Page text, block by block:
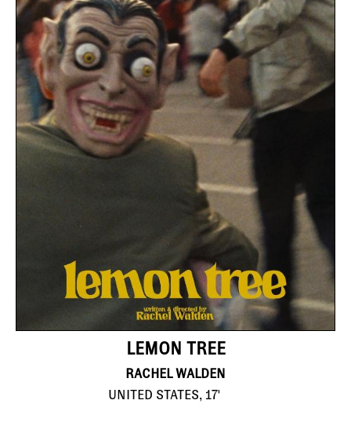
LEMON TREE
RACHEL WALDEN
UNITED STATES, 17'